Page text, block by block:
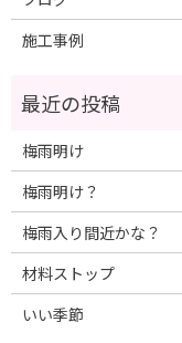
施工事例
梅雨明け
梅雨明け？
梅雨入り間近かな？
材料ストップ
いい季節